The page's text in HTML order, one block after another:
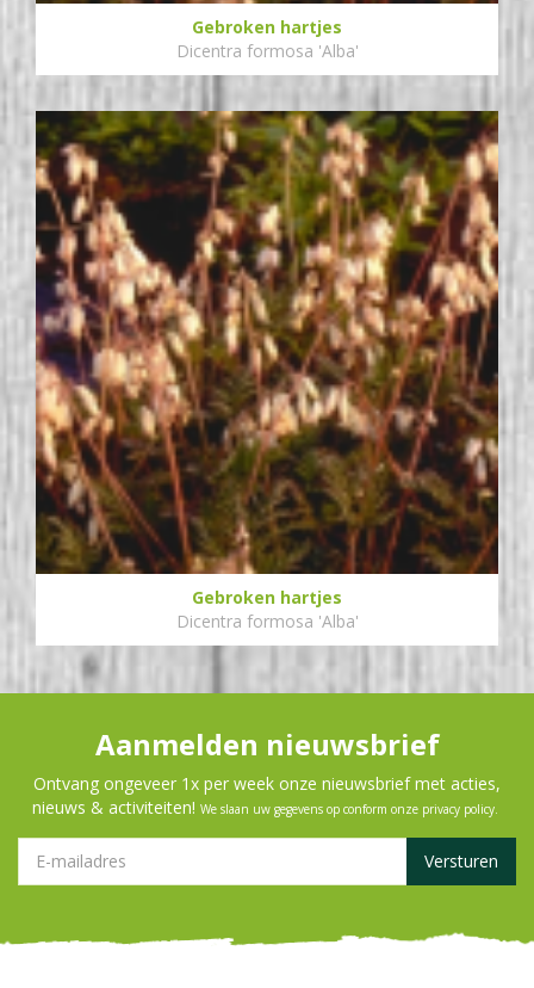
Gebroken hartjes
Dicentra formosa 'Alba'
Gebroken hartjes
Dicentra formosa 'Alba'
Aanmelden nieuwsbrief
Ontvang ongeveer 1x per week onze nieuwsbrief met acties,
nieuws & activiteiten! We slaan uw gegevens op conform onze privacy policy.